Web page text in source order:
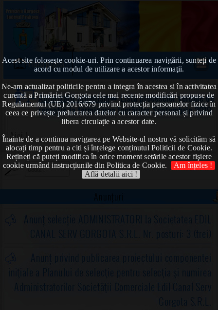
Acest site foloseşte cookie-uri. Prin continuarea navigării, sunteți de
acord cu modul de utilizare a acestor informaţii.
Ne-am actualizat politicile pentru a integra în acestea si în activitatea
curentă a Primăriei Gorgota cele mai recente modificări propuse de
Regulamentul (UE) 2016/679 privind protecția persoanelor fizice în
ceea ce privește prelucrarea datelor cu caracter personal și privind
libera circulație a acestor date.
Înainte de a continua navigarea pe Website-ul nostru vă solicităm să
alocați timp pentru a citi și înțelege conținutul Politicii de Cookie.
Rețineți că puteți modifica în orice moment setările acestor fişiere
cookie urmând instrucțiunile din Politica de Cookie.
Am înțeles !
Află detalii aici !
Prima pagină
Autorizații urbanism➠ Lista proceselor verbale de
recepție la terminarea lucrărilor-Septembrie 2019
Aici !
Anunțuri
Anunț selecție ADMINISTRATORI la Societatea EDIL
CANAL SERV GORGOTA S.R.L. Nr. posturi: 3 (trei)
Anunț privind publicarea proiectului componentei
iniţiale a Planului de selecţie pentru selecţia şi numirea
Administratorilor Societăţii Comerciale Edil Canal Serv
Gorgota S.R.L.